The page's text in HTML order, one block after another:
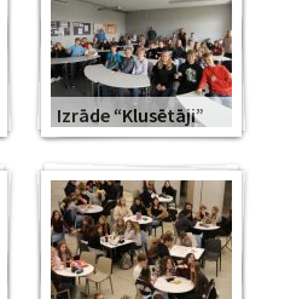
Izrāde “Klusētāji”